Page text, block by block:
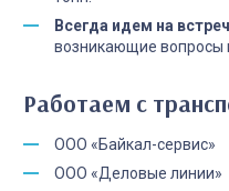
Всегда идем на
возникающие вопросы
Работаем с
ООО «Байкал-сервис»
ООО «Деловые линии»